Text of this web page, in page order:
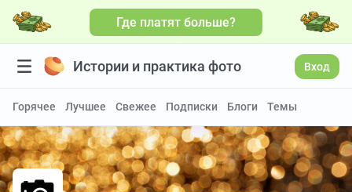
Где платят больше?
Истории и практика фото Вход
Горячее Лучшее Свежее Подписки Блоги Темы
Больше видео